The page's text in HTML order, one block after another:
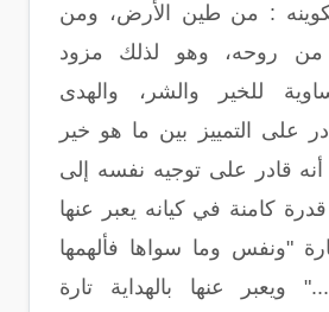
: من طين الأرض، ومن
من روحه، وهو لذلك مزود
للخير والشر، والهدى
على التمييز بين ما هو خير
قادر على توجيه نفسه إلى
قدرة كامنة في كيانه يعبر عنها
تارة "ونفس وما سواها فألهمها
ويعبر عنها بالهداية تارة